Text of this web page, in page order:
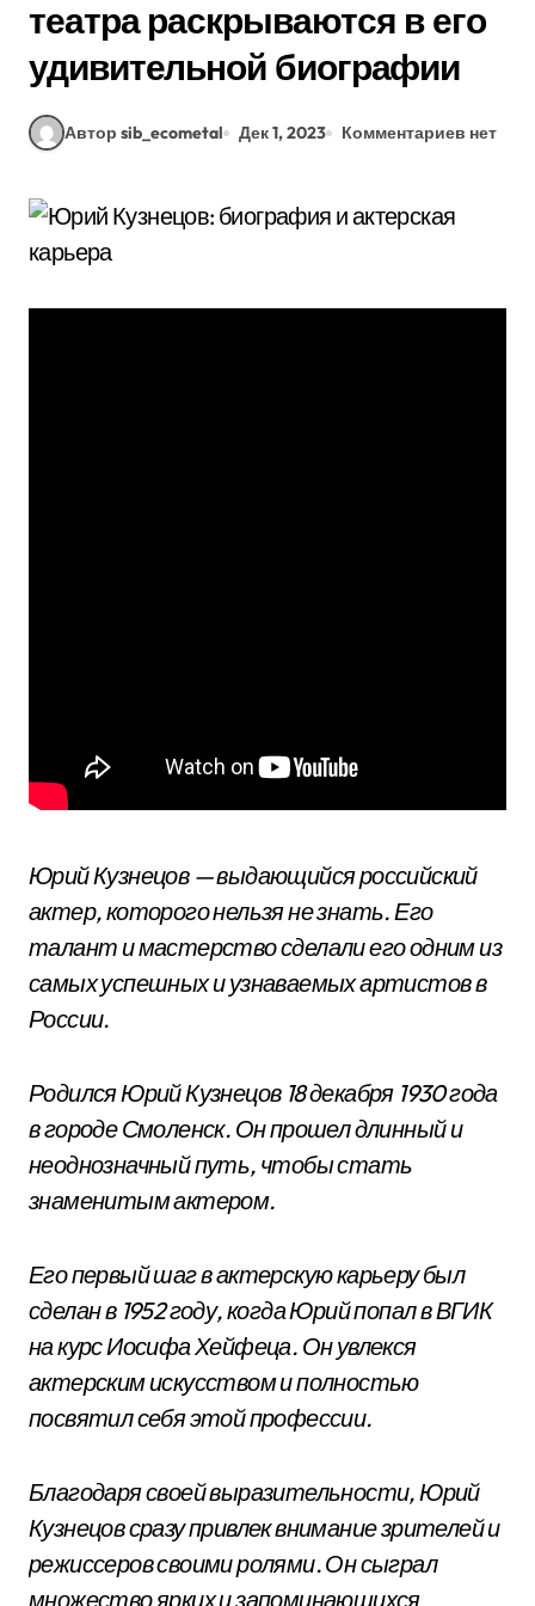
театра раскрываются в его
удивительной биографии
Автор sib_ecometal Дек 1, 2023 Комментариев нет
Юрий Кузнецов — выдающийся российский
актер, которого нельзя не знать. Его
талант и мастерство сделали его одним из
самых успешных и узнаваемых артистов в
России.
Родился Юрий Кузнецов 18 декабря 1930 года
в городе Смоленск. Он прошел длинный и
неоднозначный путь, чтобы стать
знаменитым актером.
Его первый шаг в актерскую карьеру был
сделан в 1952 году, когда Юрий попал в ВГИК
на курс Иосифа Хейфеца. Он увлекся
актерским искусством и полностью
посвятил себя этой профессии.
Благодаря своей выразительности, Юрий
Кузнецов сразу привлек внимание зрителей и
режиссеров своими ролями. Он сыграл
множество ярких и запоминающихся